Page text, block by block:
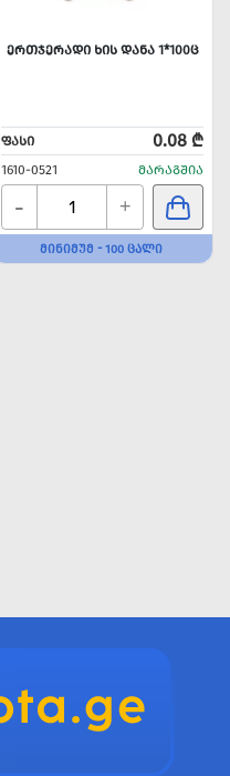
ᲔᲠᲗᲯᲔᲠᲐᲓᲘ ᲮᲘᲡ ᲓᲐᲜᲐ 1*100Ც
ᲤᲐᲡᲘ 0.08 ₾
1610-0521 ᲛᲐᲠᲐᲒᲨᲘᲐ
- +
ᲛᲘᲜᲘᲛᲣᲛ - 100 ᲪᲐᲚᲘ